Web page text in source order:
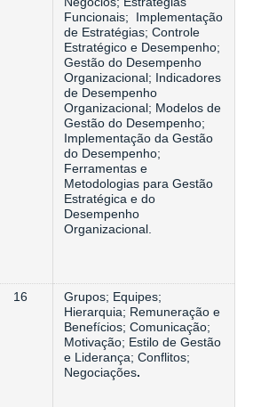
Funcionais; Implementação
de Estratégias; Controle
Estratégico e Desempenho;
Gestão do Desempenho
Organizacional; Indicadores
de Desempenho
Organizacional; Modelos de
Gestão do Desempenho;
Implementação da Gestão
do Desempenho;
Ferramentas e
Metodologias para Gestão
Estratégica e do
Desempenho
Organizacional.
16
Grupos; Equipes;
Hierarquia; Remuneração e
Benefícios; Comunicação;
Motivação; Estilo de Gestão
e Liderança; Conflitos;
Negociações.